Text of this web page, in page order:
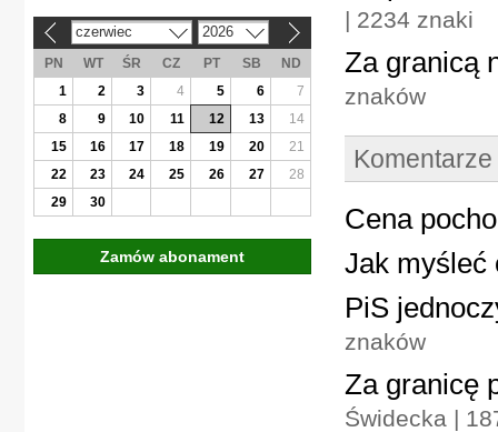
| 2234 znaki
Za granicą
znaków
Komentarze
Cena
Jak myśleć
PiS
znaków
Za granicę
Świdecka |
czerwiec 2026
PN WT ŚR CZ PT SB
ND
1
2 3 4 5 6
7
8
9 10 11 12 13
14
15
16 17 18 19 20
21
22
23 24 25 26 27
28
29
30
Zamów abonament